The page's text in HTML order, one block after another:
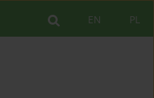
PL
EN